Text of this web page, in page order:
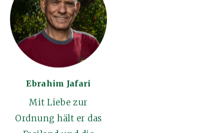
Ebrahim Jafari
Mit Liebe zur
Ordnung hält er das